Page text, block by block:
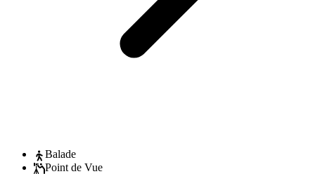
Balade
Point de Vue